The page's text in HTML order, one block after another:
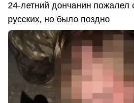
24-летний дончанин пожалел
русских, но было поздно